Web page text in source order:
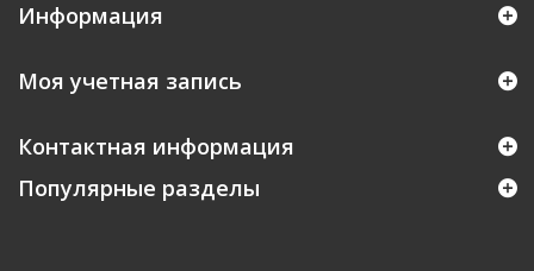
Информация
Моя учетная запись
Контактная информация
Популярные разделы